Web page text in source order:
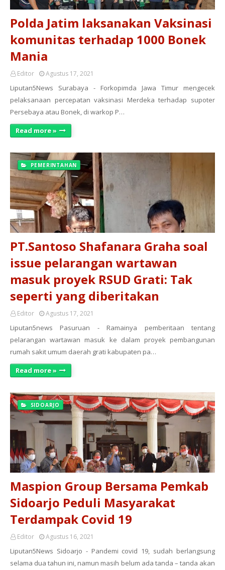
Polda Jatim laksanakan Vaksinasi
komunitas terhadap 1000 Bonek
Mania
Editor Agustus 17, 2021
Liputan5News Surabaya - Forkopimda Jawa Timur mengecek
pelaksanaan percepatan vaksinasi Merdeka terhadap supoter
Persebaya atau Bonek, di warkop P…
Read more »
PEMERINTAHAN
PT.Santoso Shafanara Graha soal
issue pelarangan wartawan
masuk proyek RSUD Grati: Tak
seperti yang diberitakan
Editor Agustus 17, 2021
Liputan5news Pasuruan - Ramainya pemberitaan tentang
pelarangan wartawan masuk ke dalam proyek pembangunan
rumah sakit umum daerah grati kabupaten pa…
Read more »
SIDOARJO
Maspion Group Bersama Pemkab
Sidoarjo Peduli Masyarakat
Terdampak Covid 19
Editor Agustus 16, 2021
Liputan5News Sidoarjo - Pandemi covid 19, sudah berlangsung
selama dua tahun ini, namun masih belum ada tanda – tanda akan